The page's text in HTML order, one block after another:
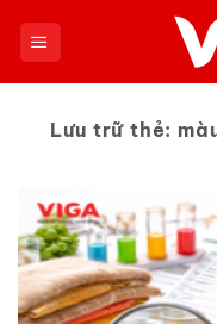
Lưu trữ thẻ: